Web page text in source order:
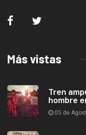
Más vistas
Tren
hombre
05 de